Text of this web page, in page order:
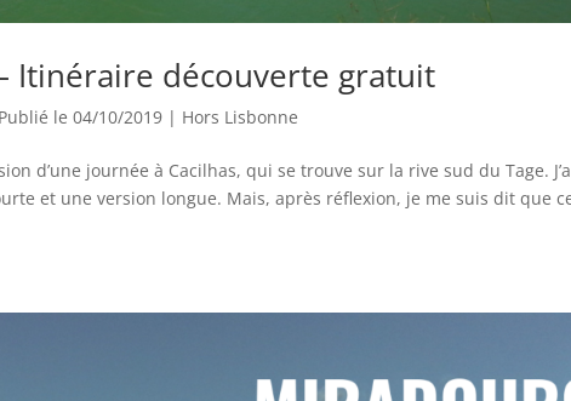
Itinéraire découverte gratuit
le 04/10/2019 | Hors Lisbonne
d’une journée à Cacilhas, qui se trouve sur la rive sud du Tage.
et une version longue. Mais, après réflexion, je me suis dit que